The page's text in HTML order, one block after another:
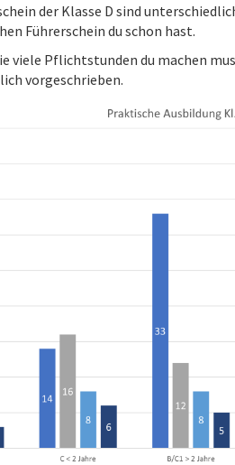
der Klasse D sind
Führerschein du schon hast.
viele Pflichtstunden du machen
vorgeschrieben.